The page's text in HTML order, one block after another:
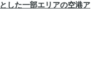
した一部エリアの空港ア